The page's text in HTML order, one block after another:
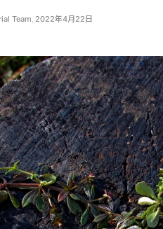
Team, 2022年4月22日